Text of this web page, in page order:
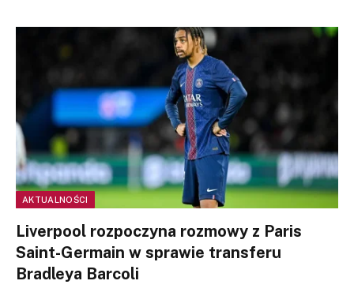
AKTUALNOŚCI
Liverpool rozpoczyna rozmowy z Paris
Saint-Germain w sprawie transferu
Bradleya Barcoli